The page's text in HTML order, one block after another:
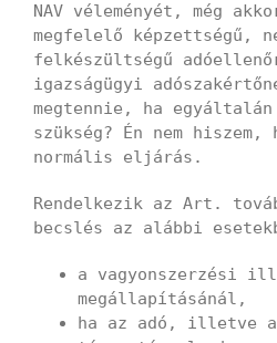
NAV véleményét, még
megfelelő képzettségű,
felkészültségű
igazságügyi
megtennie, ha
szükség? Én nem hiszem,
normális eljárás.
Rendelkezik az Art.
becslés az alábbi
a vagyonszerzési
megállapításánál,
ha az adó, illetve